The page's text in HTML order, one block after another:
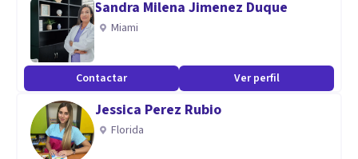
Terapia de acúfenosSandra Milena Jimenez Duque
Miami
Contactar Ver perfil
Jessica Perez Rubio
Florida